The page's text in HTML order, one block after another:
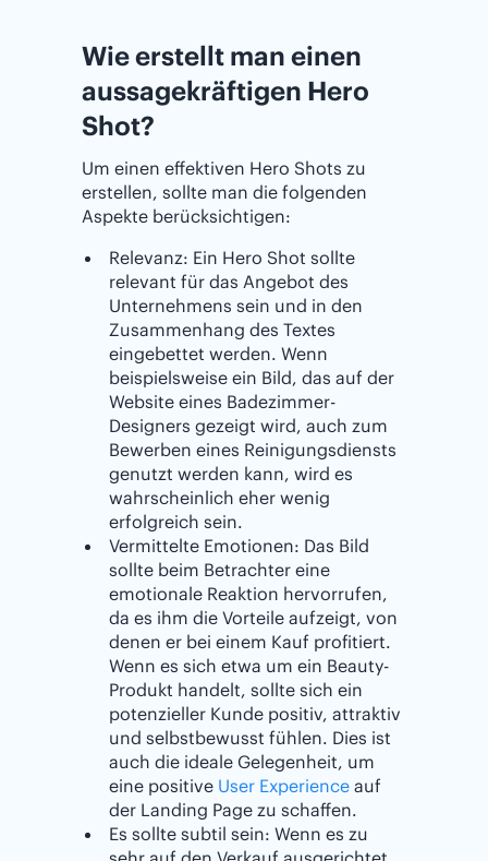
Wie erstellt man einen
aussagekräftigen Hero
Shot?
Um einen effektiven Hero Shots zu
erstellen, sollte man die folgenden
Aspekte berücksichtigen:
Relevanz: Ein Hero Shot sollte
relevant für das Angebot des
Unternehmens sein und in den
Zusammenhang des Textes
eingebettet werden. Wenn
beispielsweise ein Bild, das auf der
Website eines Badezimmer-
Designers gezeigt wird, auch zum
Bewerben eines Reinigungsdiensts
genutzt werden kann, wird es
wahrscheinlich eher wenig
erfolgreich sein.
Vermittelte Emotionen: Das Bild
sollte beim Betrachter eine
emotionale Reaktion hervorrufen,
da es ihm die Vorteile aufzeigt, von
denen er bei einem Kauf profitiert.
Wenn es sich etwa um ein Beauty-
Produkt handelt, sollte sich ein
potenzieller Kunde positiv, attraktiv
und selbstbewusst fühlen. Dies ist
auch die ideale Gelegenheit, um
eine positive User Experience auf
der Landing Page zu schaffen.
Es sollte subtil sein: Wenn es zu